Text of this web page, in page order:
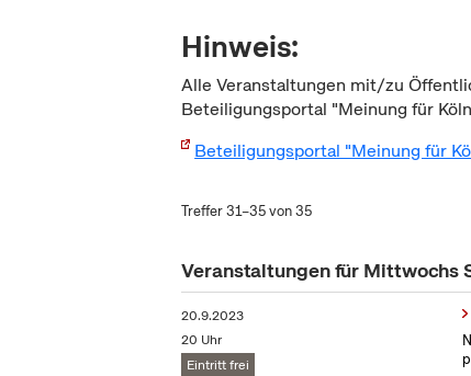
Hinweis:
Alle Veranstaltungen mit/zu
Beteiligungsportal "Meinung für
Beteiligungsportal "Meinung für
Treffer 31–35 von 35
Veranstaltungen für Mittwochs
20.9.2023
20 Uhr
Eintritt frei